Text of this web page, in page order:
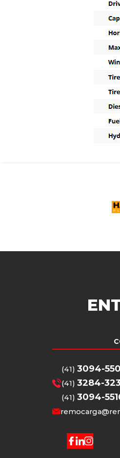
(41) 3094-
(41) 3284-
(41) 3094-